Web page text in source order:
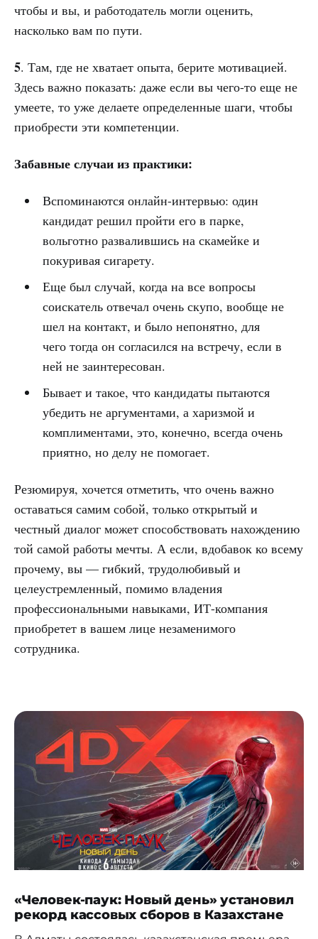
чтобы и вы, и работодатель могли оценить,
насколько вам по пути.
5. Там, где не хватает опыта, берите мотивацией.
Здесь важно показать: даже если вы чего-то еще не
умеете, то уже делаете определенные шаги, чтобы
приобрести эти компетенции.
Забавные случаи из практики:
Вспоминаются онлайн-интервью: один
кандидат решил пройти его в парке,
вольготно развалившись на скамейке и
покуривая сигарету.
Еще был случай, когда на все вопросы
соискатель отвечал очень скупо, вообще не
шел на контакт, и было непонятно, для
чего тогда он согласился на встречу, если в
ней не заинтересован.
Бывает и такое, что кандидаты пытаются
убедить не аргументами, а харизмой и
комплиментами, это, конечно, всегда очень
приятно, но делу не помогает.
Резюмируя, хочется отметить, что очень важно
оставаться самим собой, только открытый и
честный диалог может способствовать нахождению
той самой работы мечты. А если, вдобавок ко всему
прочему, вы — гибкий, трудолюбивый и
целеустремленный, помимо владения
профессиональными навыками, ИТ-компания
приобретет в вашем лице незаменимого
сотрудника.
«Человек-паук: Новый день» установил
рекорд кассовых сборов в Казахстане